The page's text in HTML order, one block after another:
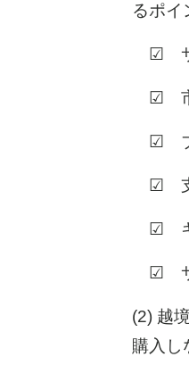
るポイ
☑ サ
☑ 市
☑ ブ
☑ 支
☑ キ
☑ サ
(2) 越
購入し